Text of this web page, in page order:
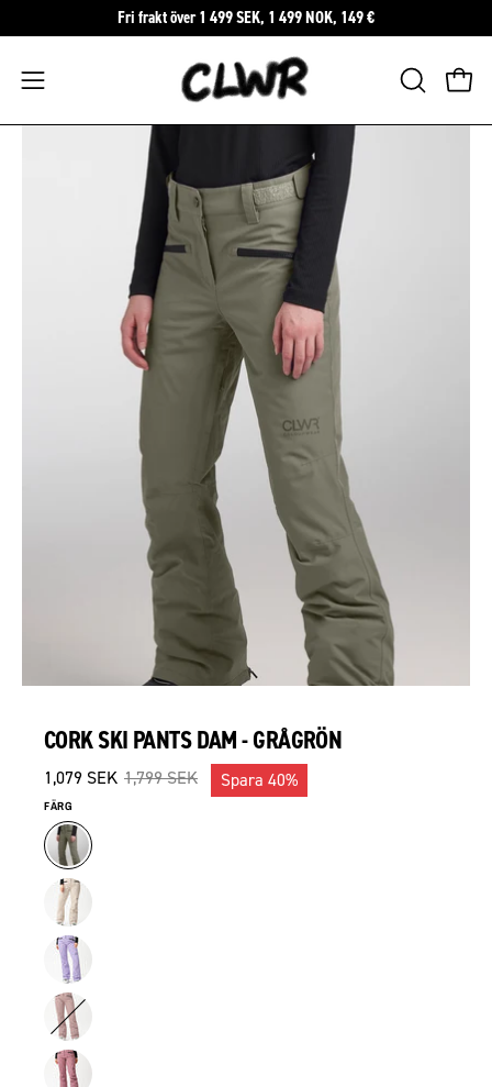
till
innehåll
Fri frakt över 1 499 SEK, 1 499 NOK, 149 €
Öppna
navigeringsmenyn
ÖPPNA
CORK SKI PANTS DAM - GRÅGRÖN
1,079 SEK 1,799 SEK Spara 40%
FÄRG